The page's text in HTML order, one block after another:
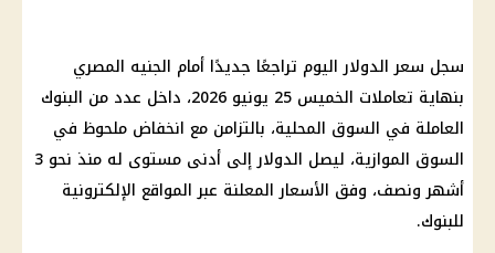
سجل سعر الدولار اليوم تراجعًا جديدًا أمام الجنيه المصري
بنهاية تعاملات الخميس 25 يونيو 2026، داخل عدد من البنوك
العاملة في السوق المحلية، بالتزامن مع انخفاض ملحوظ في
السوق الموازية، ليصل الدولار إلى أدنى مستوى له منذ نحو 3
أشهر ونصف، وفق الأسعار المعلنة عبر المواقع الإلكترونية
للبنوك.